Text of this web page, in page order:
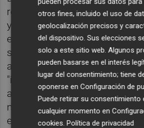
recordando "cuando se
y veían aquello" que llegaba.
el colectivo de la
sigue a fecha de hoy "un poco
aunque se está "saliendo un
"intentando localizar a
administraciones no pueden
necesitan nuestro apoyo". Por
el servicio de ocio, para que
otros fines, incluido el uso de
geolocalización precisos y
del dispositivo. Sus elecciones
solo a este sitio web. Algunos
pueden basarse en el interés
lugar del consentimiento; tiene
oponerse enConfiguración de
Puede retirar su consentimiento
cualquier momento en
cookies .Política de privacidad